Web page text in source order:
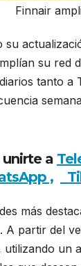
Finnair
su
su red
tanto a
a
,
más
A partir del
un